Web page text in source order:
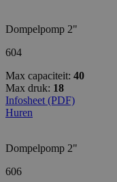
Dompelpomp 2"
604
Max capaciteit: 40
Max druk: 18
Infosheet (PDF)
Huren
Dompelpomp 2"
606